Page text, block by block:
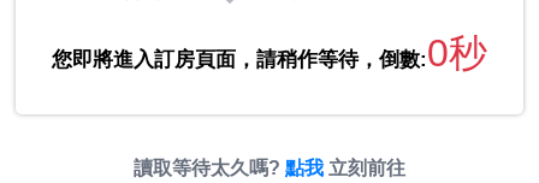
您即將進入訂房頁面，請稍作等待，倒數:0秒
讀取等待太久嗎? 點我 立刻前往